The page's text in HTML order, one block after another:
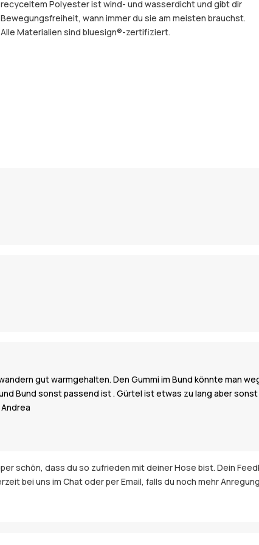
recyceltem Polyester ist wind- und wasserdicht und gibt dir
Bewegungsfreiheit, wann immer du sie am meisten brauchst.
Alle Materialien sind bluesign®-zertifiziert.
gut warmgehalten. Den Gummi im Bund könnte man
Bund sonst passend ist . Gürtel ist etwas zu lang aber
schön, dass du so zufrieden mit deiner Hose bist. Dein
bei uns im Chat oder per Email, falls du noch mehr